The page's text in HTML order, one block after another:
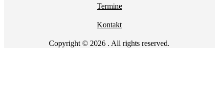
Termine
Kontakt
Copyright © 2026 . All rights reserved.